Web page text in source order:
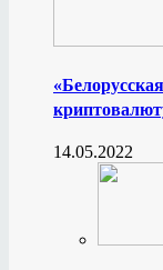
14.05.2022